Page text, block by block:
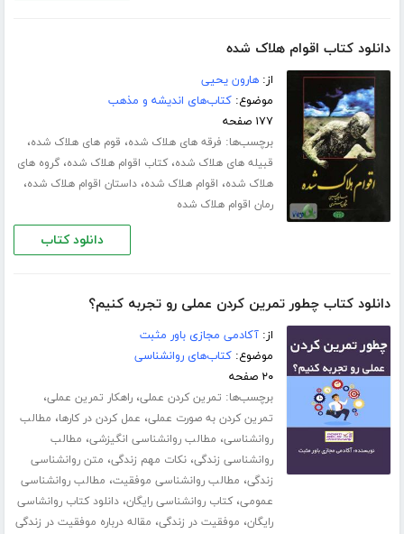
دانلود کتاب اقوام هلاک شده
از:هارون یحیی
موضوع:کتاب‌های اندیشه و مذهب
۱۷۷ صفحه
برچسب‌ها: فرقه های هلاک شده، قوم های هلاک شده،
قبیله های هلاک شده،کتاب اقوام هلاک شده،گروه های
هلاک شده، اقوام هلاک شده،داستان اقوام هلاک شده،
رمان اقوام هلاک شده
دانلود کتاب
دانلود کتاب چطور تمرین کردن عملی رو تجربه کنیم؟
از:آکادمی مجازی باور مثبت
موضوع:کتاب‌های روانشناسی
۲۰ صفحه
برچسب‌ها: تمرین کردن عملی،راهکار تمرین عملی،
تمرین کردن به صورت عملی، عمل کردن در کارها، مطالب
روانشناسی، مطالب روانشناسی انگیزشی، مطالب
روانشناسی زندگی،نکات مهم زندگی، متن روانشناسی
زندگی، مطالب روانشناسی موفقیت، مطالب روانشناسی
عمومی،کتاب روانشناسی رایگان،دانلود کتاب روانشاسی
رایگان، موفقیت در زندگی، مقاله درباره موفقیت در زندگی